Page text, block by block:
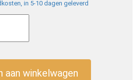
is:
€16,99.
in 5-10 dagen geleverd
aan winkelwagen